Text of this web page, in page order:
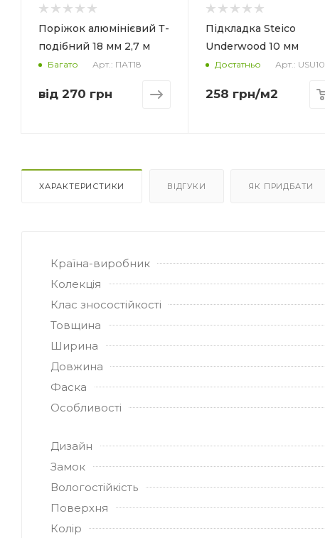
Поріжок алюмінієвий Т-
подібний 18 мм 2,7 м
Багато Арт.: ПАТ18
від 270 грн
Матеріал
Форма упаковки
Під ламінат/
Підкладка Steico
Underwood 10 мм
Достатньо Арт.: USU10
258 грн/м2
Матеріал
Форма упаковки
Під ламінат/
ХАРАКТЕРИСТИКИ ВІДГУКИ ЯК ПРИДБАТИ
Країна-виробник
Колекція
Клас зносостійкості
Товщина
Ширина
Довжина
Фаска
Особливості
Дизайн
Замок
Вологостійкість
Поверхня
Колір